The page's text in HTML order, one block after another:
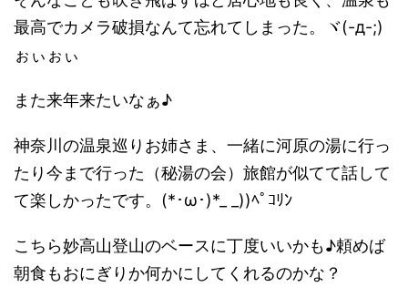
最高でカメラ破損なんて忘れてしまった。ヾ(-д-;)
ぉぃぉぃ
また来年来たいなぁ♪
神奈川の温泉巡りお姉さま、一緒に河原の湯に行っ
たり今まで行った（秘湯の会）旅館が似てて話して
て楽しかったです。(*･ω･)*_ _))ﾍﾟｺﾘﾝ
こちら妙高山登山のベースに丁度いいかも♪頼めば
朝食もおにぎりか何かにしてくれるのかな？